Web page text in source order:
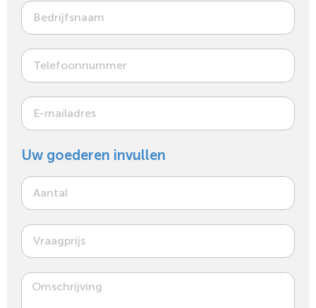
Uw goederen invullen